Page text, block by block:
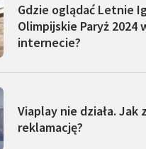
Gdzie oglądać Letnie
Olimpijskie Paryż 2024
internecie?
Viaplay nie działa. Jak
reklamację?